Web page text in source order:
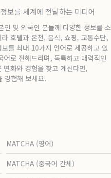
보를 세계에 전달하는 미디어
및 외국인 분들께 다양한 정보를 소
호텔과 온천, 음식, 쇼핑, 교통수단,
를 최대 10가지 언어로 제공하고 있
로 전해드리며, 독특하고 매력적인
변화와 경험을 찾고 계신다면,
경험해 보세요.
MATCHA (영어)
MATCHA (중국어 간체)